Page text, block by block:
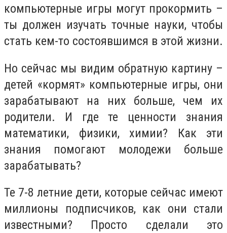
компьютерные игры могут прокормить –
ты должен изучать точные науки, чтобы
стать кем-то состоявшимся в этой жизни.
Но сейчас мы видим обратную картину –
детей «кормят» компьютерные игры, они
зарабатывают на них больше, чем их
родители. И где те ценности знания
математики, физики, химии? Как эти
знания помогают молодежи больше
зарабатывать?
Те 7-8 летние дети, которые сейчас имеют
миллионы подписчиков, как они стали
известными? Просто сделали это